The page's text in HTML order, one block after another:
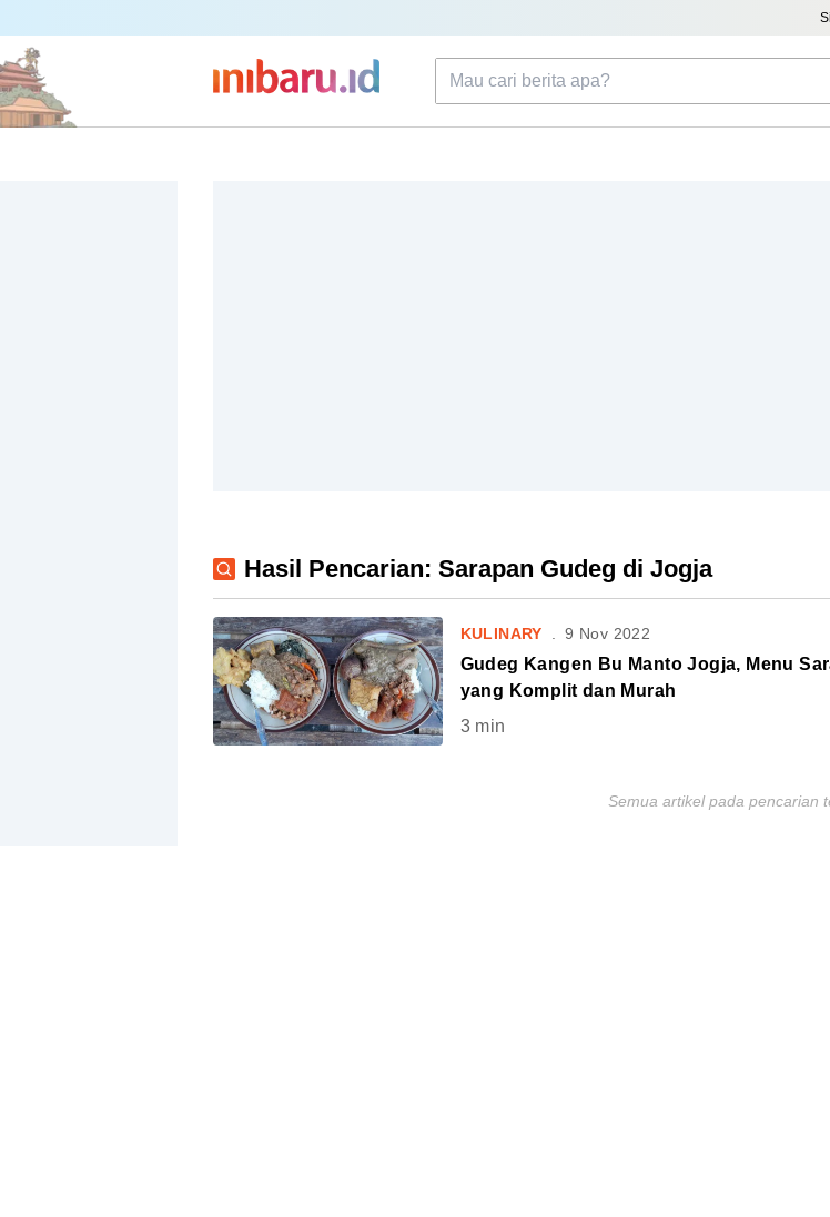
Hasil Pencarian: Sarapan Gudeg di Jogja
KULINARY 9 Nov 2022
Gudeg Kangen Bu Manto Jogja, Menu
yang Komplit dan Murah
3min
Semua artikel pada pencarian